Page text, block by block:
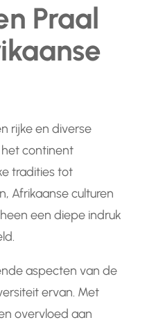
Praal
rijke en diverse
continent
tradities tot
Afrikaanse culturen
een diepe indruk
aspecten van de
ervan. Met
overvloed aan